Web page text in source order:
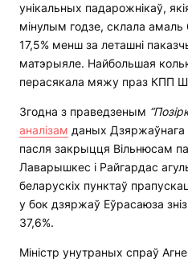
унікальных падарожнікаў,
мінулым годзе, склала
17,5% менш за леташні
матэрыяле. Найбольшая
перасякала мяжу праз КПП
Згодна з праведзеным
аналізам даных Дзяржаўнага
пасля закрыцця Вільнюсам
Лаварышкес і Райгардас
беларускіх пунктаў
у бок дзяржаў Еўрасаюза
37,6%.
Міністр унутраных спраў